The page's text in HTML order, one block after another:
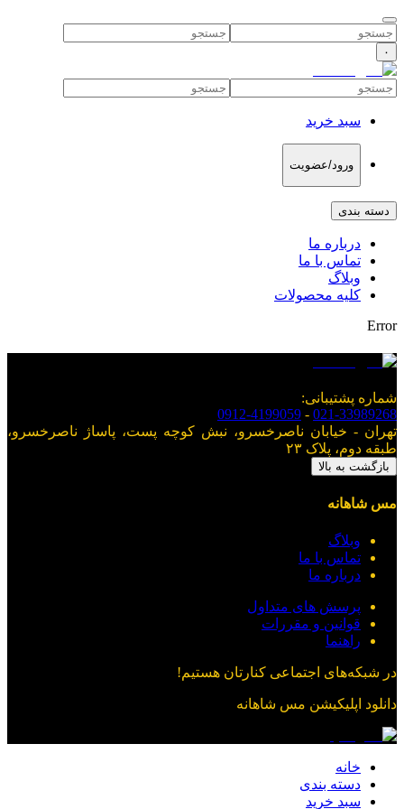
۰
سبد خرید
ورود/عضویت
دسته بندی
درباره ما
تماس با ما
وبلاگ
کلیه محصولات
Error
شماره پشتیبانی:
021-33989268
-
0912-4199059
تهران - خیابان ناصرخسرو، نبش کوچه پست، پاساژ ناصرخسرو،
طبقه دوم، پلاک ۲۳
بازگشت به بالا
مس شاهانه
وبلاگ
تماس با ما
درباره ما
پرسش های متداول
قوانین و مقررات
راهنما
در شبکه‌های اجتماعی کنارتان هستیم!
دانلود اپلیکیشن مس شاهانه
خانه
دسته بندی
سبد خرید